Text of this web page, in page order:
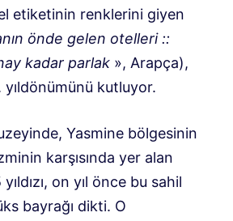
etiketinin renklerini giyen
önde gelen otelleri ::
kadar parlak », Arapça),
yıldönümünü kutluyor.
Yasmine bölgesinin
karşısında yer alan
on yıl önce bu sahil
bayrağı dikti. O